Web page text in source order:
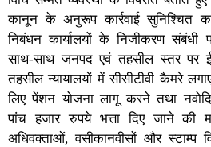
कानून के अनुरूप कार्रवाई सुनिश्चित
निबंधन कार्यालयों के निजीकरण
साथ-साथ जनपद एवं तहसील स्तर पर ई-
तहसील न्यायालयों में सीसीटीवी कैमरे
लिए पेंशन योजना लागू करने तथा
पांच हजार रुपये भत्ता दिए जाने की
अधिवक्ताओं, वसीकानवीसों और स्टाम्प